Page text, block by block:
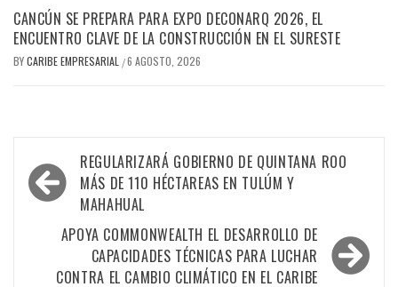
CANCÚN SE PREPARA PARA EXPO DECONARQ 2026, EL
ENCUENTRO CLAVE DE LA CONSTRUCCIÓN EN EL SURESTE
BYCARIBE EMPRESARIAL /6 AGOSTO, 2026
Navegación
de
entradas
REGULARIZARÁ GOBIERNO DE QUINTANA ROO
MÁS DE 110 HÉCTAREAS EN TULÚM Y
MAHAHUAL
APOYA COMMONWEALTH EL DESARROLLO DE
CAPACIDADES TÉCNICAS PARA LUCHAR
CONTRA EL CAMBIO CLIMÁTICO EN EL CARIBE